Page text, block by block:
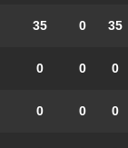
35
0
35
0
0
0
0
0
0